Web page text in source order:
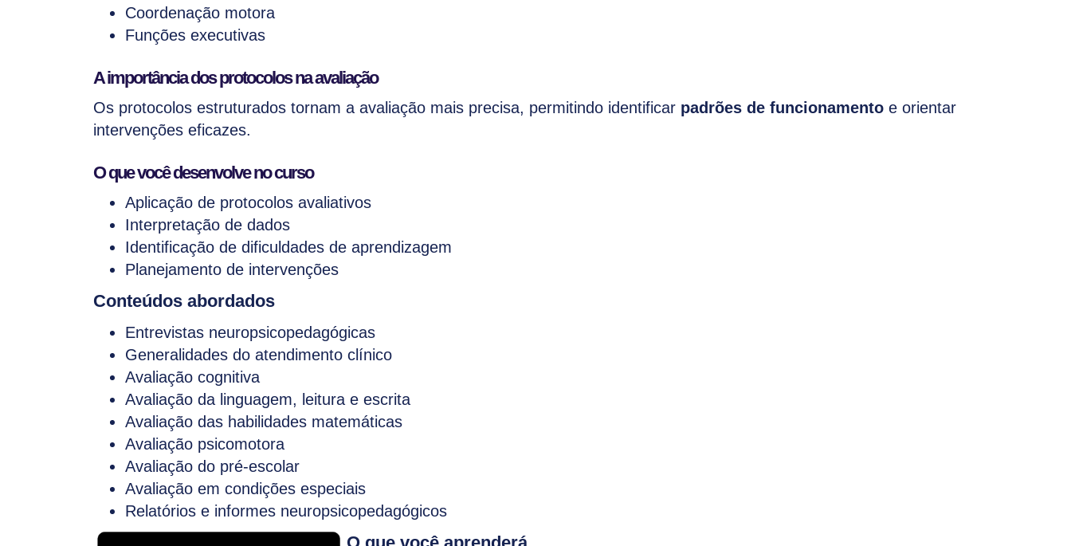
Coordenação motora
Funções executivas
A importância dos protocolos na avaliação
Os protocolos estruturados tornam a avaliação mais precisa, permitindo identificar padrões de funcionamento e orientar
intervenções eficazes.
O que você desenvolve no curso
Aplicação de protocolos avaliativos
Interpretação de dados
Identificação de dificuldades de aprendizagem
Planejamento de intervenções
Conteúdos abordados
Entrevistas neuropsicopedagógicas
Generalidades do atendimento clínico
Avaliação cognitiva
Avaliação da linguagem, leitura e escrita
Avaliação das habilidades matemáticas
Avaliação psicomotora
Avaliação do pré-escolar
Avaliação em condições especiais
Relatórios e informes neuropsicopedagógicos